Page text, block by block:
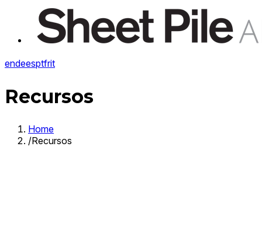
endeesptfrit
Recursos
Home
/Recursos